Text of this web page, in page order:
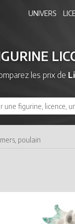
UNIVERS
les prix de
poulain